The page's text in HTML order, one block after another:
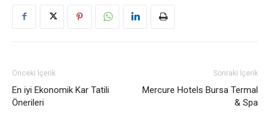
Önceki İçerik
En iyi Ekonomik Kar Tatili
Önerileri
Sonraki İçerik
Mercure Hotels Bursa Termal
& Spa